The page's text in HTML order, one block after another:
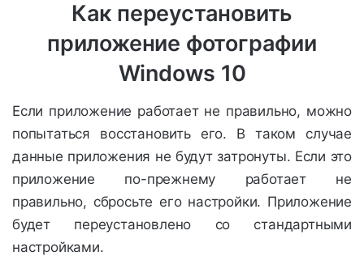
Как переустановить
приложение фотографии
Windows 10
Если приложение работает не правильно, можно
попытаться восстановить его. В таком случае
данные приложения не будут затронуты. Если это
приложение по-прежнему работает не
правильно, сбросьте его настройки. Приложение
будет переустановлено со стандартными
настройками.